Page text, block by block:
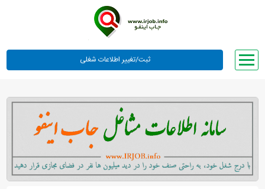
وبلاگ
معرفی ما
تعرفه ها